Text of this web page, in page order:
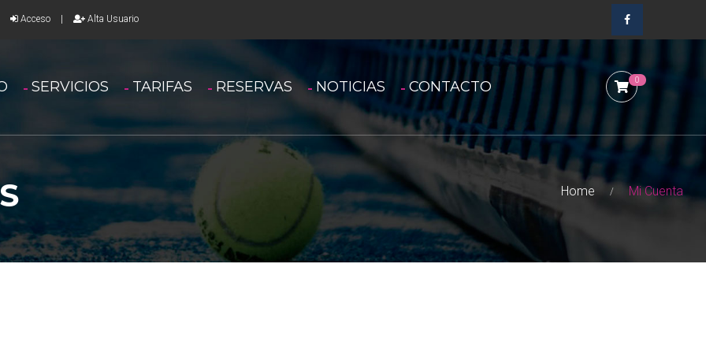
Acceso Alta Usuario
SERVICIOS TARIFAS RESERVAS NOTICIAS CONTACTO 0
Home Mi Cuenta